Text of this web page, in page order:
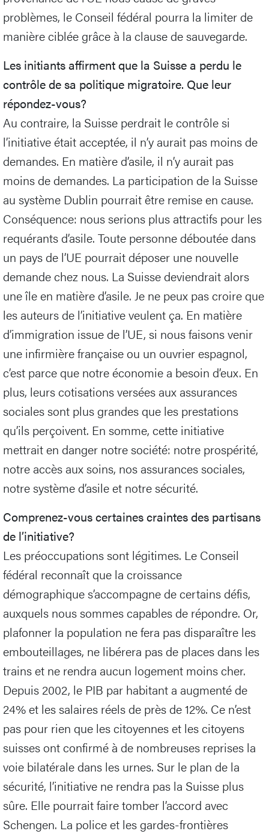
problèmes, le Conseil fédéral pourra la limiter de
manière ciblée grâce à la clause de sauvegarde.
Les initiants affirment que la Suisse a perdu le
contrôle de sa politique migratoire. Que leur
répondez-vous?
Au contraire, la Suisse perdrait le contrôle si
l’initiative était acceptée, il n’y aurait pas moins de
demandes. En matière d’asile, il n’y aurait pas
moins de demandes. La participation de la Suisse
au système Dublin pourrait être remise en cause.
Conséquence: nous serions plus attractifs pour les
requérants d’asile. Toute personne déboutée dans
un pays de l’UE pourrait déposer une nouvelle
demande chez nous. La Suisse deviendrait alors
une île en matière d’asile. Je ne peux pas croire que
les auteurs de l’initiative veulent ça. En matière
d’immigration issue de l’UE, si nous faisons venir
une infirmière française ou un ouvrier espagnol,
c’est parce que notre économie a besoin d’eux. En
plus, leurs cotisations versées aux assurances
sociales sont plus grandes que les prestations
qu’ils perçoivent. En somme, cette initiative
mettrait en danger notre société: notre prospérité,
notre accès aux soins, nos assurances sociales,
notre système d’asile et notre sécurité.
Comprenez-vous certaines craintes des partisans
de l’initiative?
Les préoccupations sont légitimes. Le Conseil
fédéral reconnaît que la croissance
démographique s’accompagne de certains défis,
auxquels nous sommes capables de répondre. Or,
plafonner la population ne fera pas disparaître les
embouteillages, ne libérera pas de places dans les
trains et ne rendra aucun logement moins cher.
Depuis 2002, le PIB par habitant a augmenté de
24% et les salaires réels de près de 12%. Ce n’est
pas pour rien que les citoyennes et les citoyens
suisses ont confirmé à de nombreuses reprises la
voie bilatérale dans les urnes. Sur le plan de la
sécurité, l’initiative ne rendra pas la Suisse plus
sûre. Elle pourrait faire tomber l’accord avec
Schengen. La police et les gardes-frontières